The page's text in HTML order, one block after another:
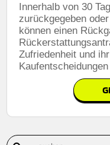
Innerhalb von 30
zurückgegeben
können einen
Zufriedenheit und